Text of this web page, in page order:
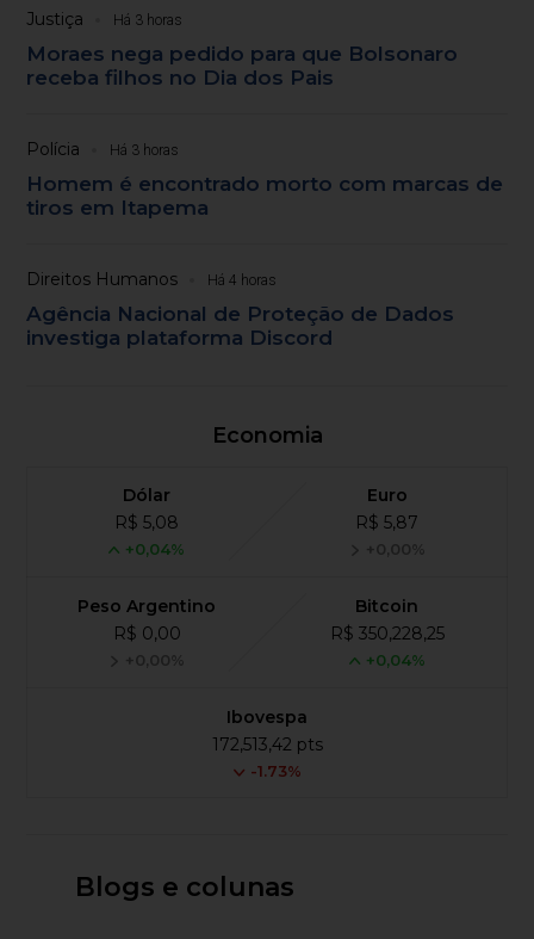
Justiça Há 3 horas
Moraes nega pedido para que Bolsonaro
receba filhos no Dia dos Pais
Polícia Há 3 horas
Homem é encontrado morto com marcas de
tiros em Itapema
Direitos Humanos Há 4 horas
Agência Nacional de Proteção de Dados
investiga plataforma Discord
Economia
Dólar
R$ 5,08
+0,04%
Euro
R$ 5,87
+0,00%
Peso Argentino
R$ 0,00
+0,00%
Bitcoin
R$ 350,228,25
+0,04%
Ibovespa
172,513,42 pts
-1.73%
Blogs e colunas